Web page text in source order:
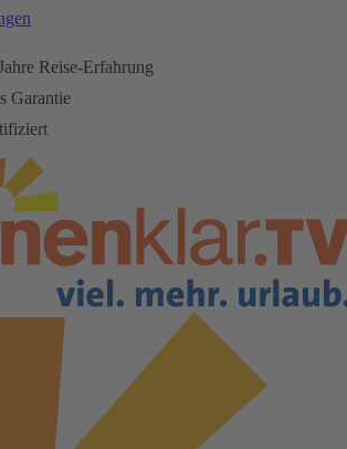
Reise-Erfahrung
Garantie